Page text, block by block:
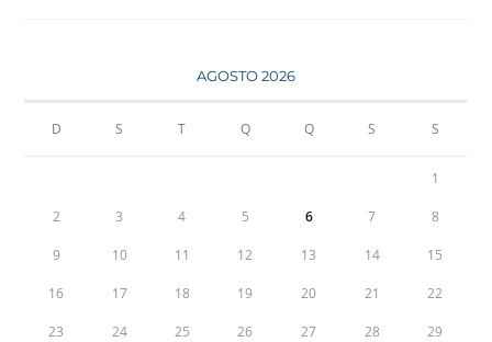
AGOSTO 2026
D S T Q Q S S
1
2 3 4 5 6 7 8
9 10 11 12 13 14 15
16 17 18 19 20 21 22
23 24 25 26 27 28 29